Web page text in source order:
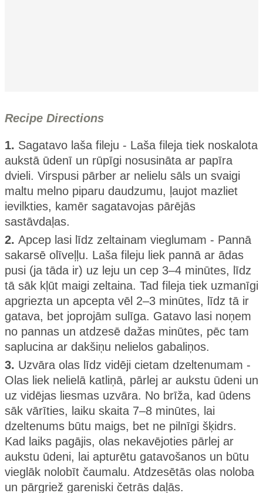
Recipe Directions
1. Sagatavo laša fileju - Laša fileja tiek noskalota
aukstā ūdenī un rūpīgi nosusināta ar papīra
dvieli. Virspusi pārber ar nelielu sāls un svaigi
maltu melno piparu daudzumu, ļaujot mazliet
ievilkties, kamēr sagatavojas pārējās
sastāvdaļas.
2. Apcep lasi līdz zeltainam vieglumam - Pannā
sakarsē olīveļļu. Laša fileju liek pannā ar ādas
pusi (ja tāda ir) uz leju un cep 3–4 minūtes, līdz
tā sāk kļūt maigi zeltaina. Tad fileja tiek uzmanīgi
apgriezta un apcepta vēl 2–3 minūtes, līdz tā ir
gatava, bet joprojām sulīga. Gatavo lasi noņem
no pannas un atdzesē dažas minūtes, pēc tam
saplucina ar dakšiņu nelielos gabaliņos.
3. Uzvāra olas līdz vidēji cietam dzeltenumam -
Olas liek nelielā katliņā, pārlej ar aukstu ūdeni un
uz vidējas liesmas uzvāra. No brīža, kad ūdens
sāk vārīties, laiku skaita 7–8 minūtes, lai
dzeltenums būtu maigs, bet ne pilnīgi šķidrs.
Kad laiks pagājis, olas nekavējoties pārlej ar
aukstu ūdeni, lai apturētu gatavošanos un būtu
vieglāk nolobīt čaumalu. Atdzesētās olas noloba
un pārgriež gareniski četrās daļās.